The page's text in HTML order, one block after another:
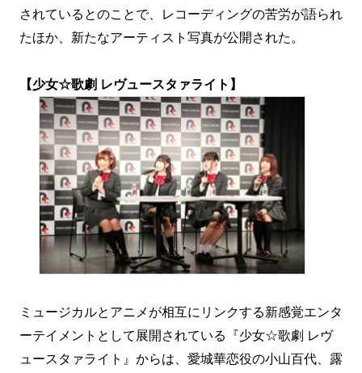
されているとのことで、レコーディングの苦労が語られ
たほか、新たなアーティスト写真が公開された。
【少女☆歌劇 レヴュースタァライト】
ミュージカルとアニメが相互にリンクする新感覚エンタ
ーテイメントとして展開されている『少女☆歌劇 レヴ
ュースタァライト』からは、愛城華恋役の小山百代、露